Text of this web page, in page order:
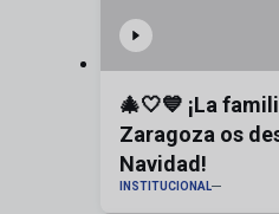
🎄🤍💙 ¡La
Zaragoza os
Navidad!
INSTITUCIONAL